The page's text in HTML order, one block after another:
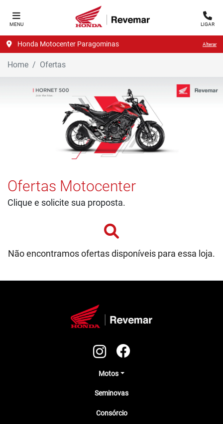
MENU LIGAR
Honda Motocenter Paragominas Alterar
Home Ofertas
Ofertas Motocenter
Clique e solicite sua proposta.
Não encontramos ofertas disponíveis para essa loja.
Motos
Seminovas
Consórcio